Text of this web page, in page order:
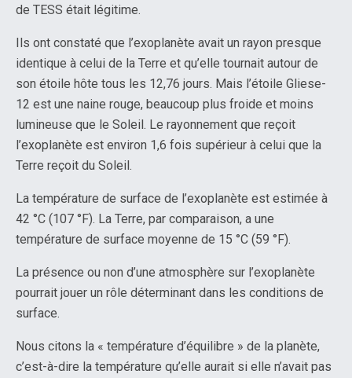
de TESS était légitime.
Ils ont constaté que l’exoplanète avait un rayon presque
identique à celui de la Terre et qu’elle tournait autour de
son étoile hôte tous les 12,76 jours. Mais l’étoile Gliese-
12 est une naine rouge, beaucoup plus froide et moins
lumineuse que le Soleil. Le rayonnement que reçoit
l’exoplanète est environ 1,6 fois supérieur à celui que la
Terre reçoit du Soleil.
La température de surface de l’exoplanète est estimée à
42 °C (107 °F). La Terre, par comparaison, a une
température de surface moyenne de 15 °C (59 °F).
La présence ou non d’une atmosphère sur l’exoplanète
pourrait jouer un rôle déterminant dans les conditions de
surface.
Nous citons la « température d’équilibre » de la planète,
c’est-à-dire la température qu’elle aurait si elle n’avait pas